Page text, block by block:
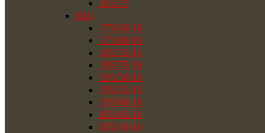
265/75
R16
175/60/16
175/80/16
185/55/16
185/75/16
195/50/16
195/55/16
195/60/16
205/45/16
205/50/16